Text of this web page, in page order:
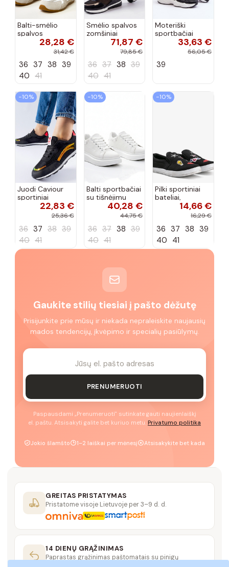
Balti-smėlio
spalvos
sportiniai
Casey
28,28 €
31,42 €
36 37 38 39
40 41
Smėlio spalvos
zomšiniai
sportiniai
bateliai, „Karino"
71,87 €
79,85 €
36 37 38 39
40 41
Moteriški
sportbačiai
juodos spalvos
33,63 €
56,05 €
39
−10%
Juodi Caviour
sportiniai
sportbačiai22,83 €
25,36 €
36 37 38 39
40 41
−10%
Balti sportbačiai
su tišnėjimu
Peyton40,28 €
44,75 €
36 37 38 39
40 41
−10%
Pilki sportiniai
bateliai,
„Justice"14,66 €
16,29 €
36 37 38 39
40 41
Gaukite stilių tiesiai į pašto dėžutę
Prisijunkite prie mūsų ir niekada nepraleiskite naujausių
mados tendencijų, įkvėpimo ir specialių pasiūlymų.
PRENUMERUOTI
Paspausdami „Prenumeruoti" sutinkate gauti naujienlaiškį
el. paštu. Atsisakyti galite bet kuriuo metu. Privatumo politika
Jokio šlamšto 1–2 laiškai per mėnesį Atsisakykite bet kada
GREITAS PRISTATYMAS
Pristatome visoje Lietuvoje per 3–9 d. d.
14 DIENŲ GRĄŽINIMAS
Paprastas grąžinimas paštomatais su pinigų